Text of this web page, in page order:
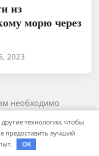
из
морю через
2023
необходимо
технологии, чтобы
предоставить лучший
OK